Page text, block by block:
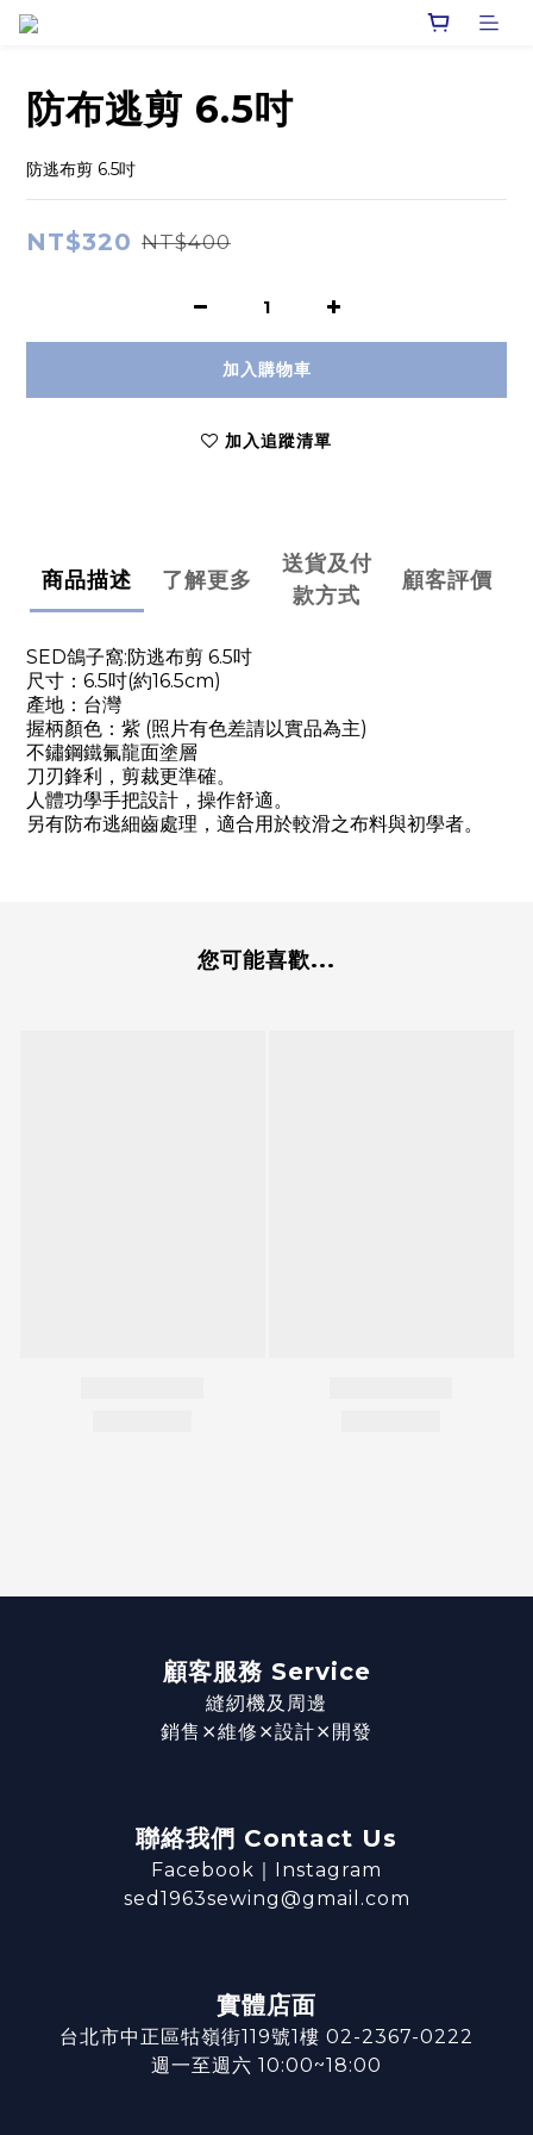
防布逃剪 6.5吋
防逃布剪 6.5吋
NT$320 NT$400
加入購物車
加入追蹤清單
商品描述 了解更多
送貨及付
款方式
顧客評價
SED鴿子窩:防逃布剪 6.5吋
尺寸：6.5吋(約16.5cm)
產地：台灣
握柄顏色：紫 (照片有色差請以實品為主)
不鏽鋼鐵氟龍面塗層
刀刃鋒利，剪裁更準確。
人體功學手把設計，操作舒適。
另有防布逃細齒處理，適合用於較滑之布料與初學者。
您可能喜歡...
顧客服務 Service
縫紉機及周邊
銷售⨯維修⨯設計⨯開發
聯絡我們 Contact Us
Facebook ｜ Instagram
sed1963sewing@gmail.com
實體店面
台北市中正區牯嶺街119號1樓 02-2367-0222
週一至週六 10:00~18:00